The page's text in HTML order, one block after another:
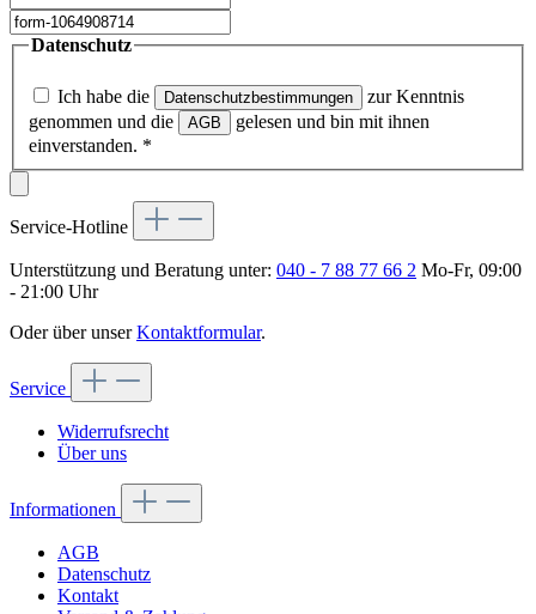
Datenschutz
Ich habe die Datenschutzbestimmungen
zur Kenntnis
genommen und die
AGB
gelesen und bin mit ihnen
einverstanden. *
Service-Hotline
Unterstützung und Beratung unter: 040 - 7 88 77 66 2 Mo-Fr, 09:00
- 21:00 Uhr
Oder über unserKontaktformular.
Service
Widerrufsrecht
Über uns
Informationen
AGB
Datenschutz
Kontakt